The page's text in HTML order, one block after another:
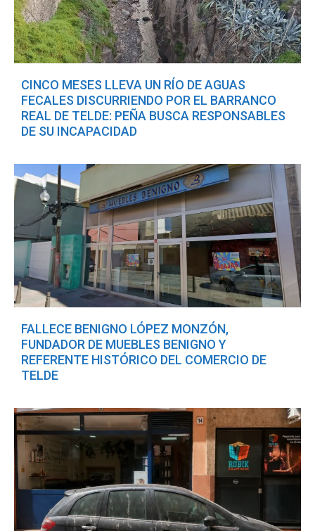
CINCO MESES LLEVA UN RÍO DE AGUAS
FECALES DISCURRIENDO POR EL BARRANCO
REAL DE TELDE: PEÑA BUSCA RESPONSABLES
DE SU INCAPACIDAD
FALLECE BENIGNO LÓPEZ MONZÓN,
FUNDADOR DE MUEBLES BENIGNO Y
REFERENTE HISTÓRICO DEL COMERCIO DE
TELDE